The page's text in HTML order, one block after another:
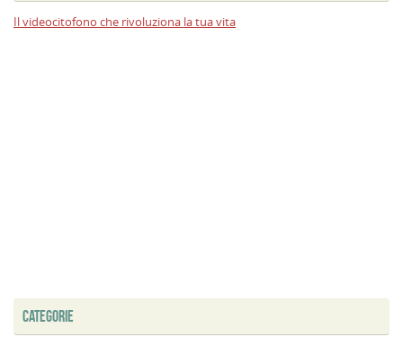
Il videocitofono che rivoluziona la tua vita
CATEGORIE